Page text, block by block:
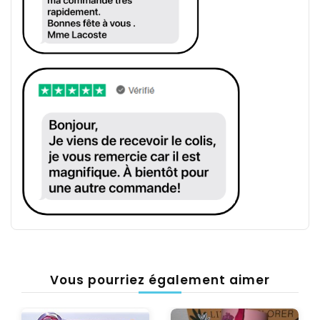
Vous pourriez également aimer